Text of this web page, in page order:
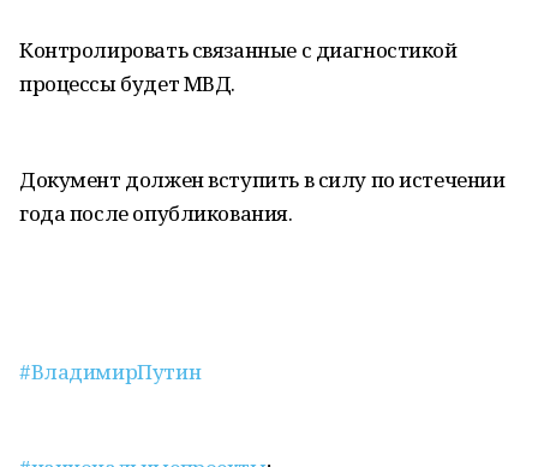
Контролировать связанные с диагностикой
процессы будет МВД.
Документ должен вступить в силу по истечении
года после опубликования.
#ВладимирПутин